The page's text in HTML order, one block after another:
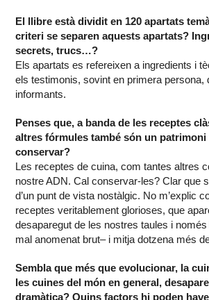
El llibre està dividit en 120 apartats
criteri se separen aquests apartats?
secrets, trucs…?
Els apartats es refereixen a ingredients i
els testimonis, sovint en primera persona,
informants.
Penses que, a banda de les receptes
altres fórmules també són un
conservar?
Les receptes de cuina, com tantes altres
nostre ADN. Cal conservar-les? Clar que
d’un punt de vista nostàlgic. No m’explic
receptes veritablement glorioses, que
desaparegut de les nostres taules i només
mal anomenat brut– i mitja dotzena més
Sembla que més que evolucionar, la
les cuines del món en general,
dramàtica? Quins factors hi poden